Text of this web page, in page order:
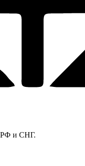
РФ и СНГ.